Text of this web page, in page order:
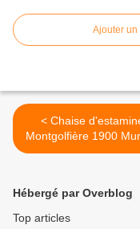
Ajouter un
< Chaise d'estaminet
Montgolfière 1900
• Vienna - 20
Hébergé par Overblog
Top articles